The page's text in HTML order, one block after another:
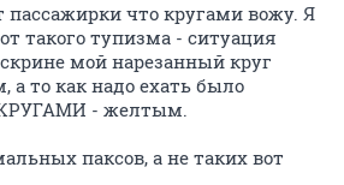
что кругами вожу. Я
такого тупизма - ситуация
мой нарезанный круг
а то как надо ехать было
- желтым.
паксов, а не таких вот